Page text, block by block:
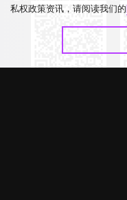
私权政策资讯，请阅读我们的